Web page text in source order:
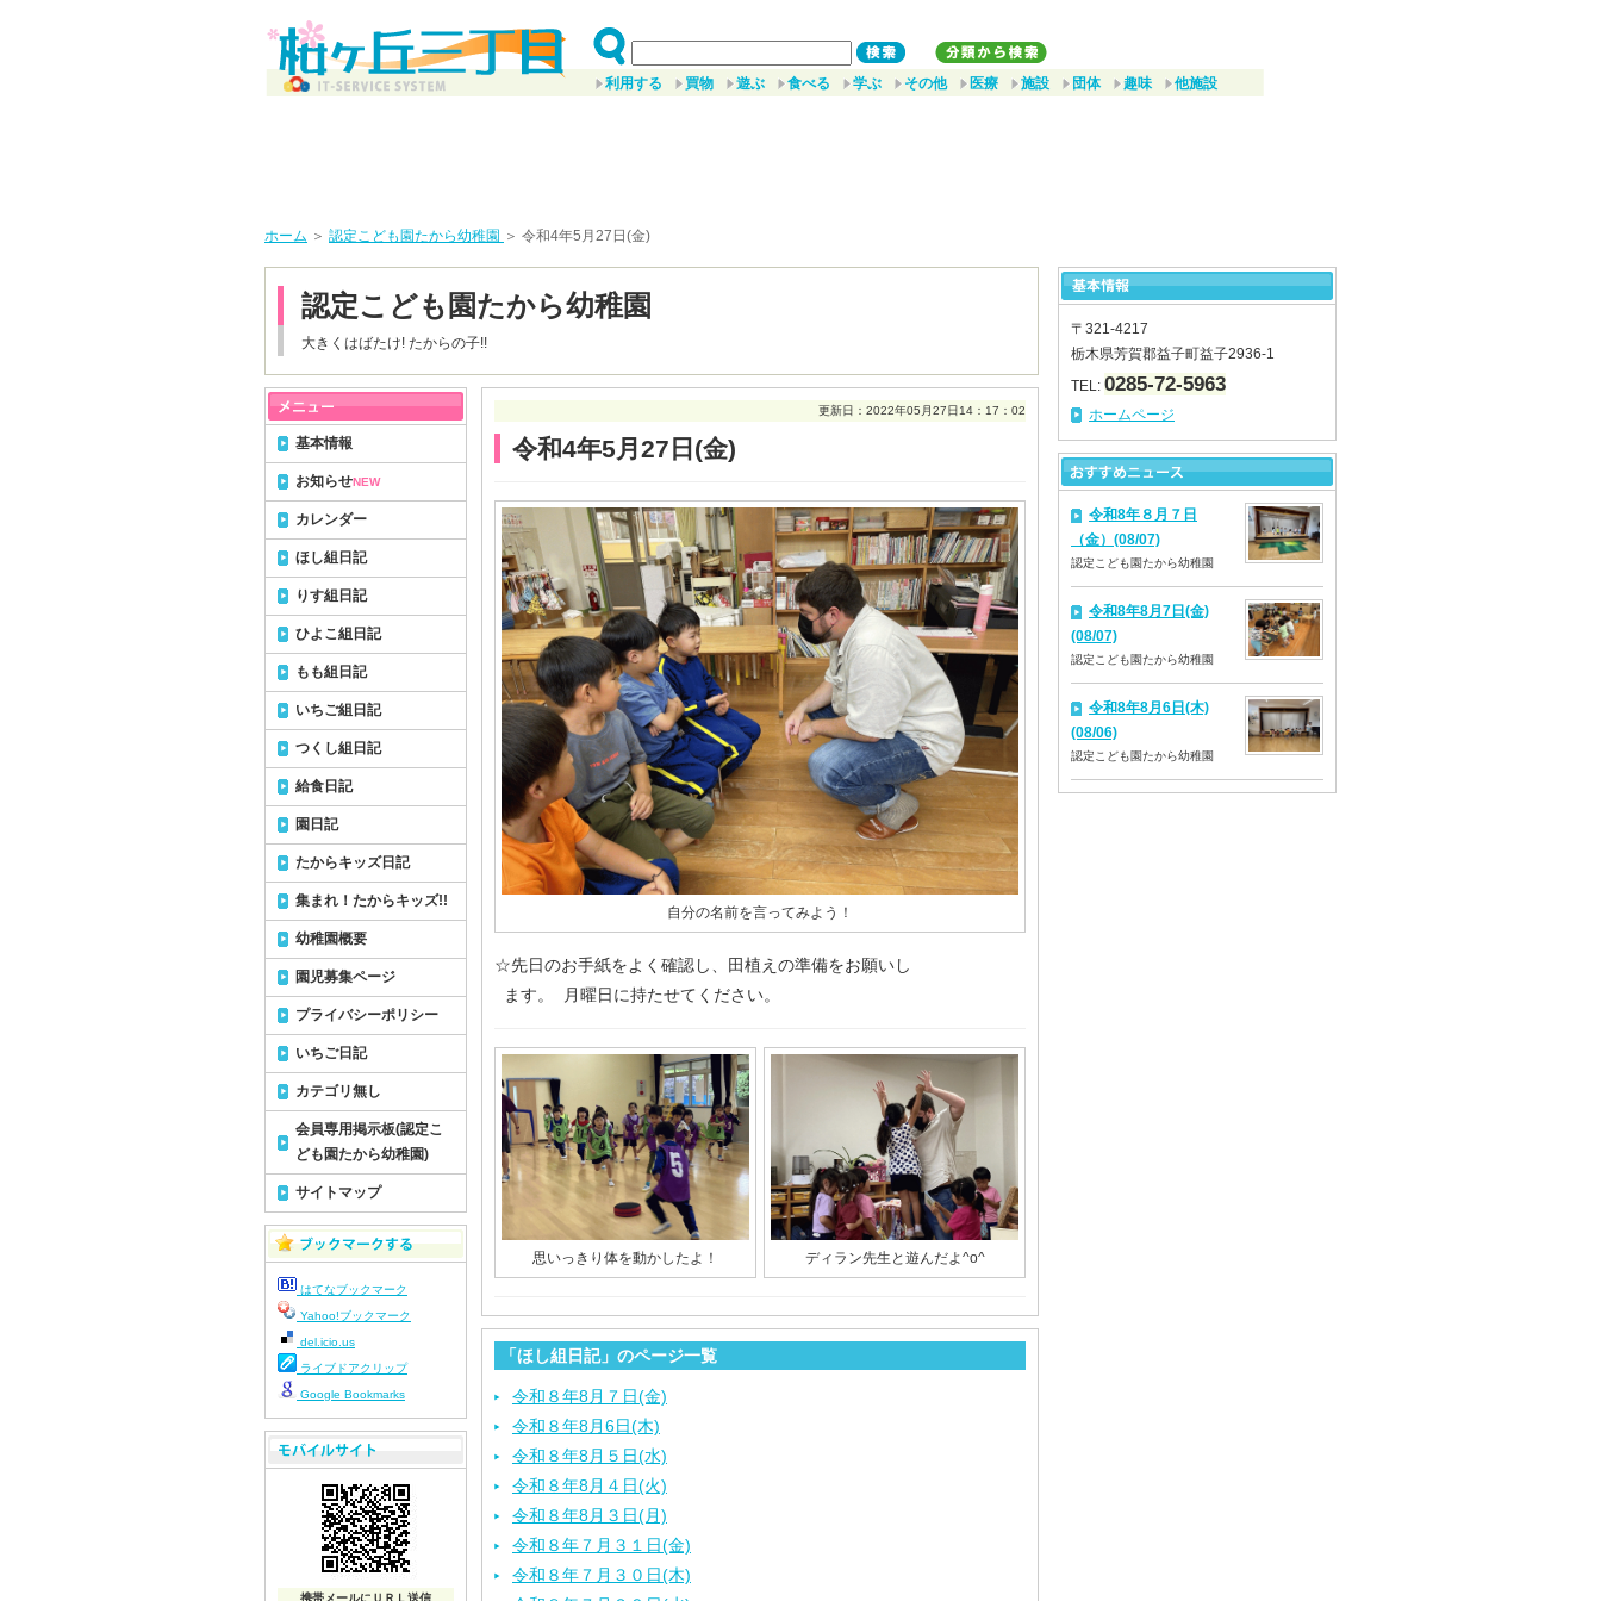
利用する 買物 遊ぶ 食べる 学ぶ その他 医療 施設 団体 趣味 他施設
ホーム ＞ 認定こども園たから幼稚園 ＞ 令和4年5月27日(金)
認定こども園たから幼稚園
大きくはばたけ! たからの子!!
更新日：2022年05月27日14：17：02
令和4年5月27日(金)
自分の名前を言ってみよう！
☆先日のお手紙をよく確認し、田植えの準備をお願いし
ます。 月曜日に持たせてください。
思いっきり体を動かしたよ！ ディラン先生と遊んだよ^o^
「ほし組日記」のページ一覧
令和８年8月７日(金)
令和８年8月6日(木)
令和８年8月５日(水)
令和８年8月４日(火)
令和８年8月３日(月)
令和８年７月３１日(金)
令和８年７月３０日(木)
基本情報
お知らせNEW
カレンダー
ほし組日記
りす組日記
ひよこ組日記
もも組日記
いちご組日記
つくし組日記
給食日記
園日記
たからキッズ日記
集まれ！たからキッズ!!
幼稚園概要
園児募集ページ
プライバシーポリシー
いちご日記
カテゴリ無し
会員専用掲示板(認定こ
ども園たから幼稚園)
サイトマップ
はてなブックマーク
Yahoo!ブックマーク
del.icio.us
ライブドアクリップ
Google Bookmarks
携帯メールにＵＲＬ送信
〒321-4217
栃木県芳賀郡益子町益子2936-1
TEL: 0285-72-5963
ホームページ
令和8年８月７日
（金）(08/07)
認定こども園たから幼稚園
令和8年8月7日(金)
(08/07)
認定こども園たから幼稚園
令和8年8月6日(木)
(08/06)
認定こども園たから幼稚園